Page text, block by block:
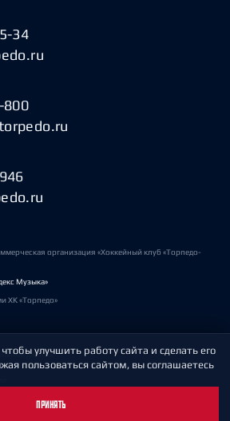
34
800
организация «Хоккейный клуб «Торпедо-
Музыка»
ХК «Торпедо»
данных
улучшить работу сайта и сделать его
пользоваться сайтом, вы соглашаетесь
ПРИНЯТЬ